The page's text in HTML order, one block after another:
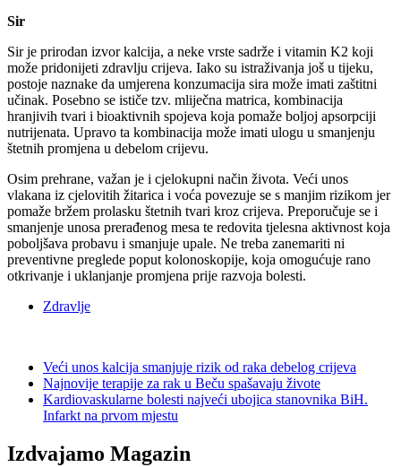
Sir
Sir je prirodan izvor kalcija, a neke vrste sadrže i vitamin K2 koji
može pridonijeti zdravlju crijeva. Iako su istraživanja još u tijeku,
postoje naznake da umjerena konzumacija sira može imati zaštitni
učinak. Posebno se ističe tzv. mliječna matrica, kombinacija
hranjivih tvari i bioaktivnih spojeva koja pomaže boljoj apsorpciji
nutrijenata. Upravo ta kombinacija može imati ulogu u smanjenju
štetnih promjena u debelom crijevu.
Osim prehrane, važan je i cjelokupni način života. Veći unos
vlakana iz cjelovitih žitarica i voća povezuje se s manjim rizikom jer
pomaže bržem prolasku štetnih tvari kroz crijeva. Preporučuje se i
smanjenje unosa prerađenog mesa te redovita tjelesna aktivnost koja
poboljšava probavu i smanjuje upale. Ne treba zanemariti ni
preventivne preglede poput kolonoskopije, koja omogućuje rano
otkrivanje i uklanjanje promjena prije razvoja bolesti.
Zdravlje
Veći unos kalcija smanjuje rizik od raka debelog crijeva
Najnovije terapije za rak u Beču spašavaju živote
Kardiovaskularne bolesti najveći ubojica stanovnika BiH.
Infarkt na prvom mjestu
Izdvajamo Magazin